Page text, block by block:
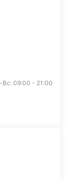
Вс: 09:00 - 21:00